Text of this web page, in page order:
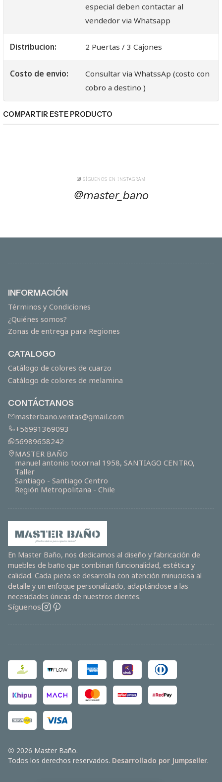
especial deben contactar al
vendedor via Whatsapp
Distribucion: 2 Puertas / 3 Cajones
Costo de envio:
Consultar via WhatssAp (costo con
cobro a destino )
COMPARTIR ESTE PRODUCTO
SÍGUENOS EN INSTAGRAM
@master_bano
INFORMACIÓN
Términos y Condiciones
¿Quiénes somos?
Zonas de entrega para Regiones
CATALOGO
Catálogo de colores de cuarzo
Catálogo de colores de melamina
CONTÁCTANOS
masterbano.ventas@gmail.com
+56991369093
56989658242
MASTER BAÑO
manuel antonio tocornal 1958, SANTIAGO CENTRO,
Taller
Santiago - Santiago Centro
Región Metropolitana - Chile
En Master Baño, nos dedicamos al diseño y fabricación de
muebles de baño que combinan funcionalidad, estética y
calidad. Cada pieza se desarrolla con atención minuciosa al
detalle y un enfoque personalizado, adaptándose a las
necesidades únicas de nuestros clientes.
Síguenos
2026 Master Baño.
Todos los derechos reservados. Desarrollado por Jumpseller.